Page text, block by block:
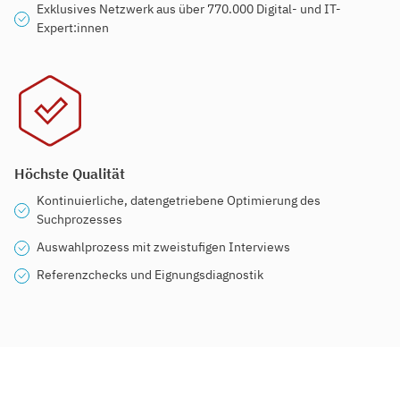
Exklusives Netzwerk aus über 770.000 Digital- und IT-
Expert:innen
Höchste Qualität
Kontinuierliche, datengetriebene Optimierung des
Suchprozesses
Auswahlprozess mit zweistufigen Interviews
Referenzchecks und Eignungsdiagnostik